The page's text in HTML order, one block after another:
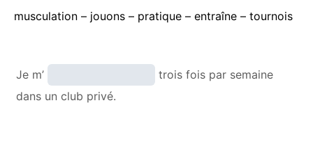
musculation – jouons – pratique – entraîne – tournois
Je m’
trois fois par semaine
dans un club privé.